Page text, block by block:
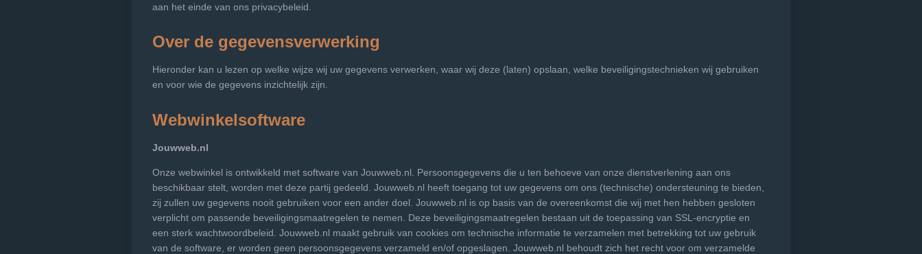
aan het einde van ons privacybeleid.
Over de gegevensverwerking
Hieronder kan u lezen op welke wijze wij uw gegevens verwerken, waar wij deze (laten) opslaan, welke beveiligingstechnieken wij gebruiken
en voor wie de gegevens inzichtelijk zijn.
Webwinkelsoftware
Jouwweb.nl
Onze webwinkel is ontwikkeld met software van Jouwweb.nl. Persoonsgegevens die u ten behoeve van onze dienstverlening aan ons
beschikbaar stelt, worden met deze partij gedeeld. Jouwweb.nl heeft toegang tot uw gegevens om ons (technische) ondersteuning te bieden,
zij zullen uw gegevens nooit gebruiken voor een ander doel. Jouwweb.nl is op basis van de overeenkomst die wij met hen hebben gesloten
verplicht om passende beveiligingsmaatregelen te nemen. Deze beveiligingsmaatregelen bestaan uit de toepassing van SSL-encryptie en
een sterk wachtwoordbeleid. Jouwweb.nl maakt gebruik van cookies om technische informatie te verzamelen met betrekking tot uw gebruik
van de software, er worden geen persoonsgegevens verzameld en/of opgeslagen. Jouwweb.nl behoudt zich het recht voor om verzamelde